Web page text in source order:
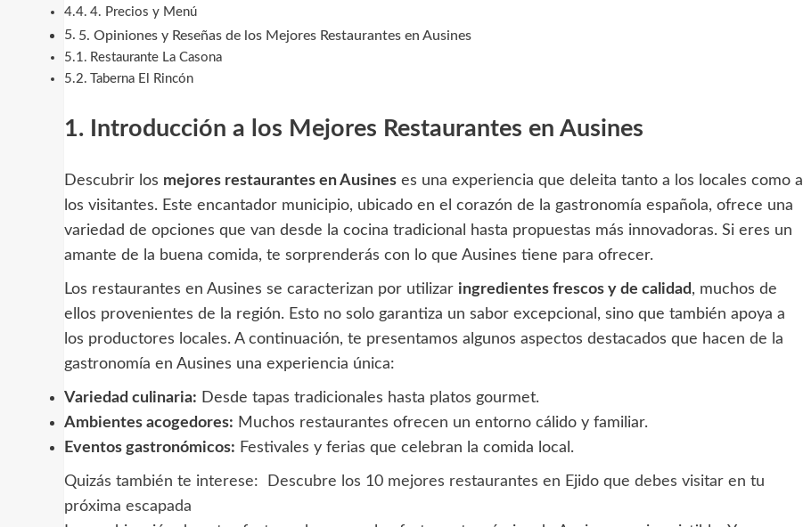
4. Precios y Menú
5. Opiniones y Reseñas de los Mejores Restaurantes en Ausines
Restaurante La Casona
Taberna El Rincón
1. Introducción a los Mejores Restaurantes en Ausines
Descubrir los mejores restaurantes en Ausines es una experiencia que deleita tanto a los locales como a
los visitantes. Este encantador municipio, ubicado en el corazón de la gastronomía española, ofrece una
variedad de opciones que van desde la cocina tradicional hasta propuestas más innovadoras. Si eres un
amante de la buena comida, te sorprenderás con lo que Ausines tiene para ofrecer.
Los restaurantes en Ausines se caracterizan por utilizar ingredientes frescos y de calidad, muchos de
ellos provenientes de la región. Esto no solo garantiza un sabor excepcional, sino que también apoya a
los productores locales. A continuación, te presentamos algunos aspectos destacados que hacen de la
gastronomía en Ausines una experiencia única:
Variedad culinaria: Desde tapas tradicionales hasta platos gourmet.
Ambientes acogedores: Muchos restaurantes ofrecen un entorno cálido y familiar.
Eventos gastronómicos: Festivales y ferias que celebran la comida local.
Quizás también te interese:
Descubre los 10 mejores restaurantes en Ejido que debes visitar en tu
próxima escapada